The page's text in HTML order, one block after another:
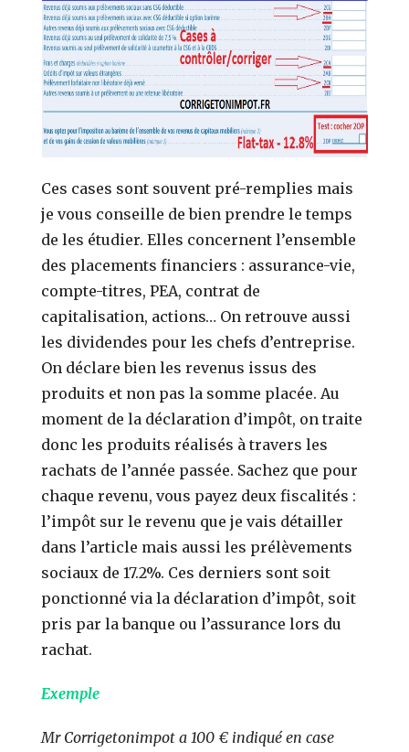
Ces cases sont souvent pré-remplies mais
je vous conseille de bien prendre le temps
de les étudier. Elles concernent l’ensemble
des placements financiers : assurance-vie,
compte-titres, PEA, contrat de
capitalisation, actions… On retrouve aussi
les dividendes pour les chefs d’entreprise.
On déclare bien les revenus issus des
produits et non pas la somme placée. Au
moment de la déclaration d’impôt, on traite
donc les produits réalisés à travers les
rachats de l’année passée. Sachez que pour
chaque revenu, vous payez deux fiscalités :
l’impôt sur le revenu que je vais détailler
dans l’article mais aussi les prélèvements
sociaux de 17.2%. Ces derniers sont soit
ponctionné via la déclaration d’impôt, soit
pris par la banque ou l’assurance lors du
rachat.
Exemple
Mr Corrigetonimpot a 100 € indiqué en case